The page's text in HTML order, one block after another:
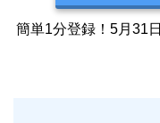
簡単1分登録！5月31